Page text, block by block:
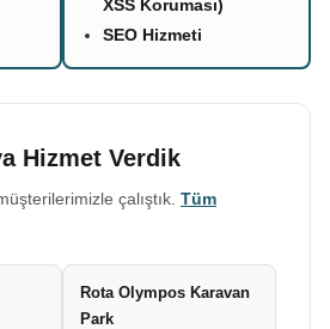
XSS Koruması)
SEO Hizmeti
Hizmet Verdik
çalıştık. Tüm
Rota Olympos Karavan
Park